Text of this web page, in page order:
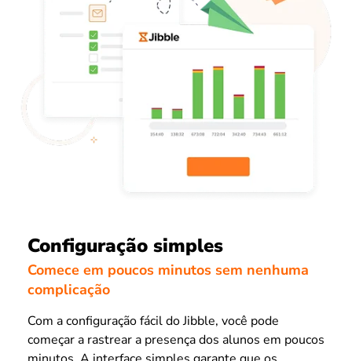
Configuração simples
Comece em poucos minutos sem nenhuma
complicação
Com a configuração fácil do Jibble, você pode
começar a rastrear a presença dos alunos em poucos